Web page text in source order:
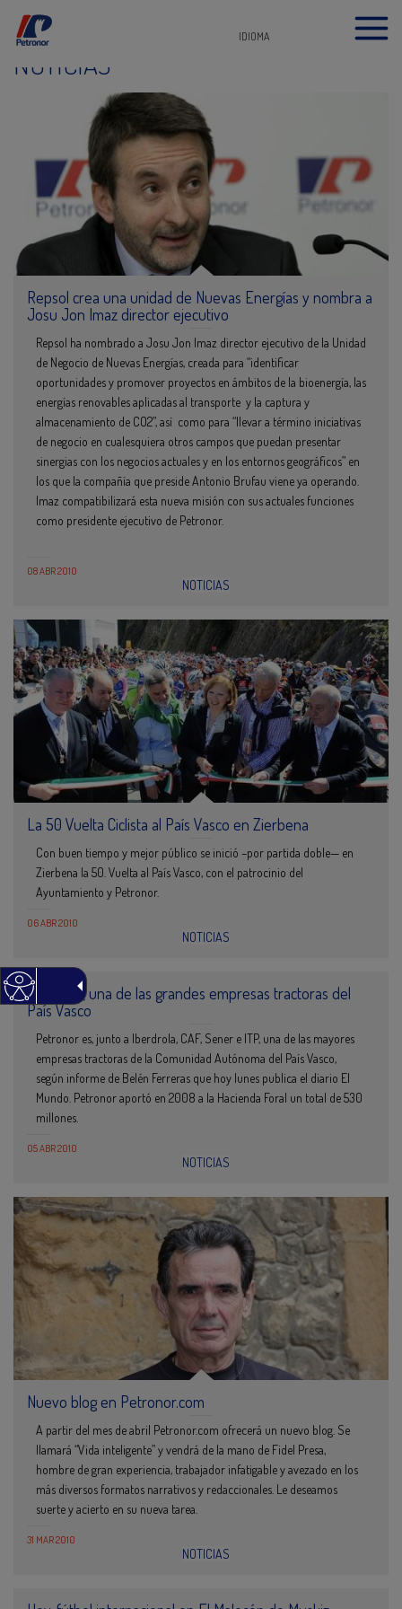
IDIOMA
NOTICIAS
Repsol crea una unidad de Nuevas Energías y nombra a
Josu Jon Imaz director ejecutivo
Repsol ha nombrado a Josu Jon Imaz director ejecutivo de la Unidad
de Negocio de Nuevas Energías, creada para “identificar
oportunidades y promover proyectos en ámbitos de la bioenergía, las
energías renovables aplicadas al transporte y la captura y
almacenamiento de CO2”, así como para “llevar a término iniciativas
de negocio en cualesquiera otros campos que puedan presentar
sinergias con los negocios actuales y en los entornos geográficos” en
los que la compañía que preside Antonio Brufau viene ya operando.
Imaz compatibilizará esta nueva misión con sus actuales funciones
como presidente ejecutivo de Petronor.
08 ABR 2010
NOTICIAS
La 50 Vuelta Ciclista al País Vasco en Zierbena
Con buen tiempo y mejor público se inició –por partida doble— en
Zierbena la 50. Vuelta al País Vasco, con el patrocinio del
Ayuntamiento y Petronor.
06 ABR 2010
NOTICIAS
Petronor, una de las grandes empresas tractoras del
País Vasco
Petronor es, junto a Iberdrola, CAF, Sener e ITP, una de las mayores
empresas tractoras de la Comunidad Autónoma del País Vasco,
según informe de Belén Ferreras que hoy lunes publica el diario El
Mundo. Petronor aportó en 2008 a la Hacienda Foral un total de 530
millones.
05 ABR 2010
NOTICIAS
Nuevo blog en Petronor.com
A partir del mes de abril Petronor.com ofrecerá un nuevo blog. Se
llamará “Vida inteligente” y vendrá de la mano de Fidel Presa,
hombre de gran experiencia, trabajador infatigable y avezado en los
más diversos formatos narrativos y redaccionales. Le deseamos
suerte y acierto en su nueva tarea.
31 MAR 2010
NOTICIAS